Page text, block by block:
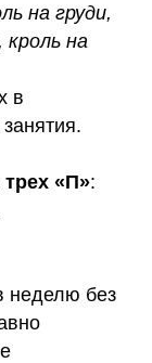
на груди,
на
в
«П»:
неделю без